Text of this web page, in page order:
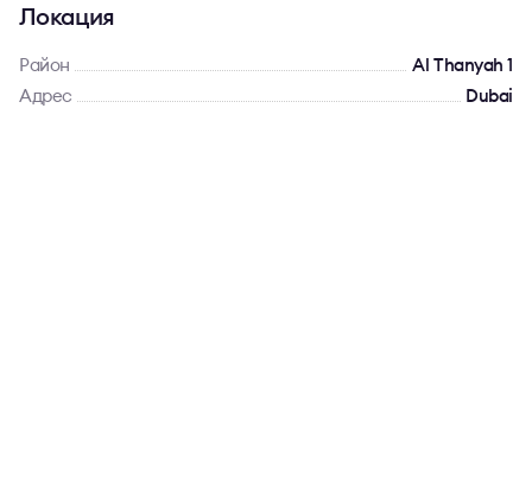
Локация
Район
Al Thanyah 1
Адрес
Dubai